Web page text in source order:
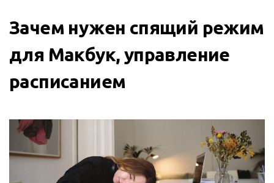
Зачем нужен спящий режим
для Макбук, управление
расписанием